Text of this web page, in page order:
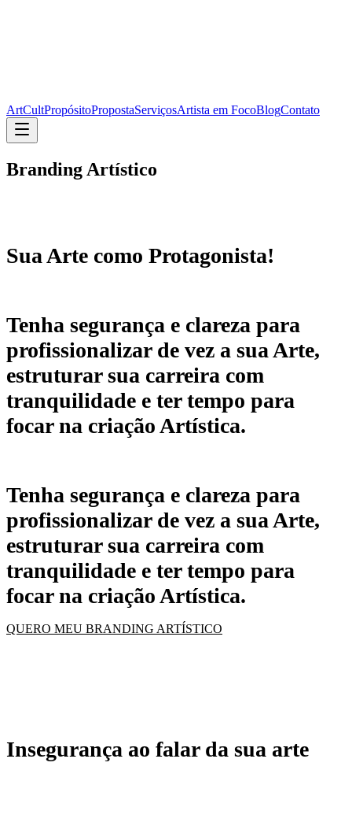
ArtCultPropósitoPropostaServiçosArtista em FocoBlogContato
Branding Artístico
Sua Arte como Protagonista!
Tenha segurança e clareza para
profissionalizar de vez a sua Arte,
estruturar sua carreira com
tranquilidade e ter tempo para
focar na criação Artística.
Tenha segurança e clareza para
profissionalizar de vez a sua Arte,
estruturar sua carreira com
tranquilidade e ter tempo para
focar na criação Artística.
QUERO MEU BRANDING ARTÍSTICO
Insegurança ao falar da sua arte